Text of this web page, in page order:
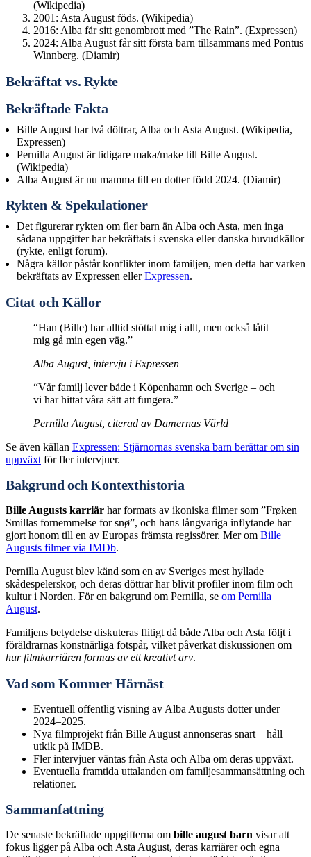
(Wikipedia)
2001: Asta August föds. (Wikipedia)
2016: Alba får sitt genombrott med ”The Rain”. (Expressen)
2024: Alba August får sitt första barn tillsammans med Pontus
Winnberg. (Diamir)
Bekräftat vs. Rykte
Bekräftade Fakta
Bille August har två döttrar, Alba och Asta August. (Wikipedia,
Expressen)
Pernilla August är tidigare maka/make till Bille August.
(Wikipedia)
Alba August är nu mamma till en dotter född 2024. (Diamir)
Rykten & Spekulationer
Det figurerar rykten om fler barn än Alba och Asta, men inga
sådana uppgifter har bekräftats i svenska eller danska huvudkällor
(rykte, enligt forum).
Några källor påstår konflikter inom familjen, men detta har varken
bekräftats av Expressen ellerExpressen.
Citat och Källor
“Han (Bille) har alltid stöttat mig i allt, men också låtit
mig gå min egen väg.”
Alba August, intervju i Expressen
“Vår familj lever både i Köpenhamn och Sverige – och
vi har hittat våra sätt att fungera.”
Pernilla August, citerad av Damernas Värld
Se även källan Expressen: Stjärnornas svenska barn berättar om sin
uppväxt för fler intervjuer.
Bakgrund och Kontexthistoria
Bille Augusts karriär har formats av ikoniska filmer som ”Frøken
Smillas fornemmelse for snø”, och hans långvariga inflytande har
gjort honom till en av Europas främsta regissörer. Mer om Bille
Augusts filmer via IMDb.
Pernilla August blev känd som en av Sveriges mest hyllade
skådespelerskor, och deras döttrar har blivit profiler inom film och
kultur i Norden. För en bakgrund om Pernilla, se om Pernilla
August.
Familjens betydelse diskuteras flitigt då både Alba och Asta följt i
föräldrarnas konstnärliga fotspår, vilket påverkat diskussionen om
hur filmkarriären formas av ett kreativt arv.
Vad som Kommer Härnäst
Eventuell offentlig visning av Alba Augusts dotter under
2024–2025.
Nya filmprojekt från Bille August annonseras snart – håll
utkik på IMDB.
Fler intervjuer väntas från Asta och Alba om deras uppväxt.
Eventuella framtida uttalanden om familjesammansättning och
relationer.
Sammanfattning
De senaste bekräftade uppgifterna om bille august barn visar att
fokus ligger på Alba och Asta August, deras karriärer och egna